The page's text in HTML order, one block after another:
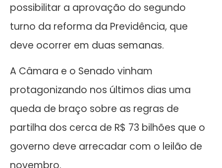
possibilitar a aprovação do segundo
turno da reforma da Previdência, que
deve ocorrer em duas semanas.
A Câmara e o Senado vinham
protagonizando nos últimos dias uma
queda de braço sobre as regras de
partilha dos cerca de R$ 73 bilhões que o
governo deve arrecadar com o leilão de